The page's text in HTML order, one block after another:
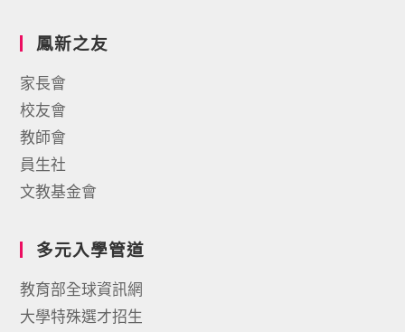
鳳新之友
家長會
校友會
教師會
員生社
文教基金會
多元入學管道
教育部全球資訊網
大學特殊選才招生